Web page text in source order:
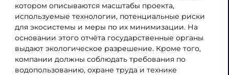
котором описываются масштабы проекта,
используемые технологии, потенциальные риски
для экосистемы и меры по их минимизации. На
основании этого отчёта государственные органы
выдают экологическое разрешение. Кроме того,
компании должны соблюдать требования по
водопользованию, охране труда и технике